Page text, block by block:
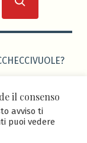
il consenso
avviso ti
puoi vedere